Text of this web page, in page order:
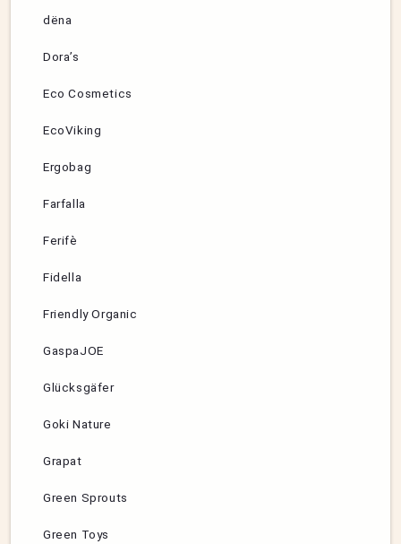
dëna
Dora’s
Eco Cosmetics
EcoViking
Ergobag
Farfalla
Ferifè
Fidella
Friendly Organic
GaspaJOE
Glücksgäfer
Goki Nature
Grapat
Green Sprouts
Green Toys